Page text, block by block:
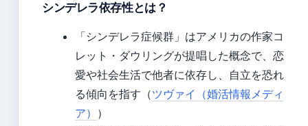
シンデレラ依存性とは？
「シンデレラ症候群」はアメリカの作家コ
レット・ダウリングが提唱した概念で、恋
愛や社会生活で他者に依存し、自立を恐れ
る傾向を指す（ツヴァイ（婚活情報メディ
ア） ）